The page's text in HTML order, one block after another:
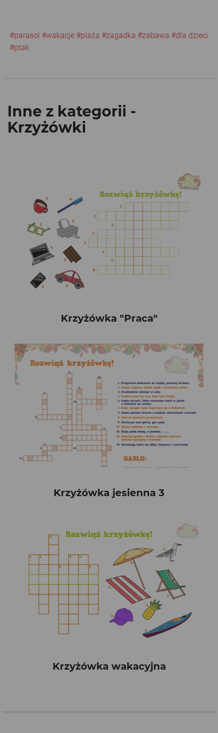
#parasol #wakacje #plaża #zagadka #zabawa #dla dzieci
#ptak
Inne z kategorii -
Krzyżówki
Krzyżówka "Praca"
Krzyżówka jesienna 3
Krzyżówka wakacyjna